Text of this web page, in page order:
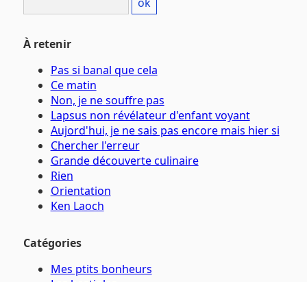
À retenir
Pas si banal que cela
Ce matin
Non, je ne souffre pas
Lapsus non révélateur d'enfant voyant
Aujord'hui, je ne sais pas encore mais hier si
Chercher l'erreur
Grande découverte culinaire
Rien
Orientation
Ken Laoch
Catégories
Mes ptits bonheurs